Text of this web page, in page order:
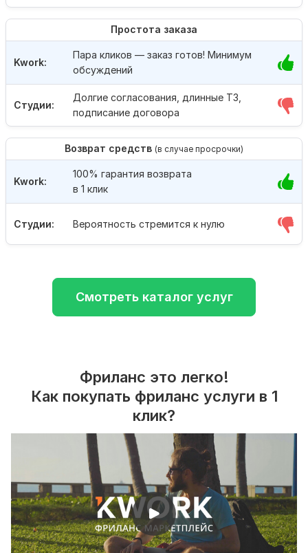
Простота заказа
Студии:
Долгие согласования, длинные ТЗ,
подписание договора
Kwork:
Пара кликов — заказ готов! Минимум
обсуждений
Возврат средств (в случае просрочки)
Студии: Вероятность стремится к нулю
Kwork:
100% гарантия возврата
в 1 клик
Смотреть каталог услуг
Фриланс это легко!
Как покупать фриланс услуги в 1
клик?